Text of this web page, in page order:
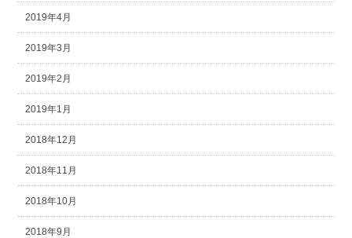
2019年4月
2019年3月
2019年2月
2019年1月
2018年12月
2018年11月
2018年10月
2018年9月